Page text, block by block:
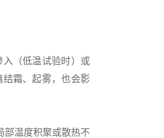
（低温试验时）或
霜、起雾，也会影
部温度积聚或散热不